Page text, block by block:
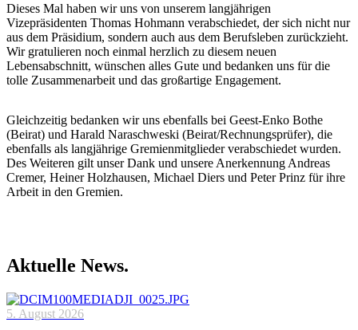
Dieses Mal haben wir uns von unserem langjährigen
Vizepräsidenten Thomas Hohmann verabschiedet, der sich nicht nur
aus dem Präsidium, sondern auch aus dem Berufsleben zurückzieht.
Wir gratulieren noch einmal herzlich zu diesem neuen
Lebensabschnitt, wünschen alles Gute und bedanken uns für die
tolle Zusammenarbeit und das großartige Engagement.
Gleichzeitig bedanken wir uns ebenfalls bei Geest-Enko Bothe
(Beirat) und Harald Naraschweski (Beirat/Rechnungsprüfer), die
ebenfalls als langjährige Gremienmitglieder verabschiedet wurden.
Des Weiteren gilt unser Dank und unsere Anerkennung Andreas
Cremer, Heiner Holzhausen, Michael Diers und Peter Prinz für ihre
Arbeit in den Gremien.
Aktuelle News.
5. August 2026